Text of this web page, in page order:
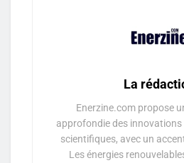
La
Enerzine.com propose
approfondie des
scientifiques, avec un
Les énergies